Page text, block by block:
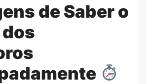
de Saber o